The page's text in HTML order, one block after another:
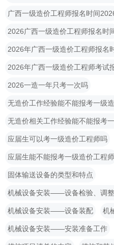
广西一级造价工程师报名时间
2026广西一级造价工程师报名时
2026年广西一级造价工程师报名
2026年广西一级造价工程师考试
2026一造一年只考一次吗
无造价工作经验能不能报考一级
无造价相关工作经验能不能报考
应届生可以考一级造价工程师吗
应届生能不能报考一级造价工程师
固体输送设备的类型和特点
机械设备安装——设备检验、调
机械设备安装——设备装配 机
机械设备安装——安装准备工作